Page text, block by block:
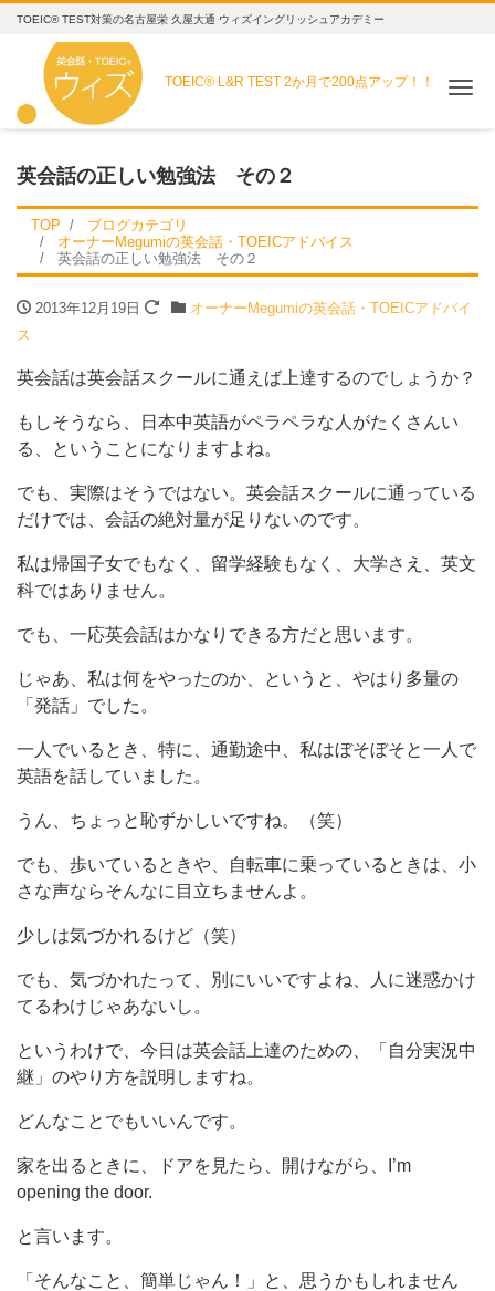
TOEIC® TEST対策の名古屋栄 久屋大通 ウィズイングリッシュアカデミー
TOEIC® L&R TEST2か月で200点アップ！！
英会話の正しい勉強法 その２
TOP
ブログカテゴリ
オーナーMegumiの英会話・TOEICアドバイス
英会話の正しい勉強法 その２
2013年12月19日
オーナーMegumiの英会話・TOEICアドバイ
ス
英会話は英会話スクールに通えば上達するのでしょうか？
もしそうなら、日本中英語がペラペラな人がたくさんい
る、ということになりますよね。
でも、実際はそうではない。英会話スクールに通っている
だけでは、会話の絶対量が足りないのです。
私は帰国子女でもなく、留学経験もなく、大学さえ、英文
科ではありません。
でも、一応英会話はかなりできる方だと思います。
じゃあ、私は何をやったのか、というと、やはり多量の
「発話」でした。
一人でいるとき、特に、通勤途中、私はぼそぼそと一人で
英語を話していました。
うん、ちょっと恥ずかしいですね。（笑）
でも、歩いているときや、自転車に乗っているときは、小
さな声ならそんなに目立ちませんよ。
少しは気づかれるけど（笑）
でも、気づかれたって、別にいいですよね、人に迷惑かけ
てるわけじゃあないし。
というわけで、今日は英会話上達のための、「自分実況中
継」のやり方を説明しますね。
どんなことでもいいんです。
家を出るときに、ドアを見たら、開けながら、I’m
opening the door.
と言います。
「そんなこと、簡単じゃん！」と、思うかもしれません